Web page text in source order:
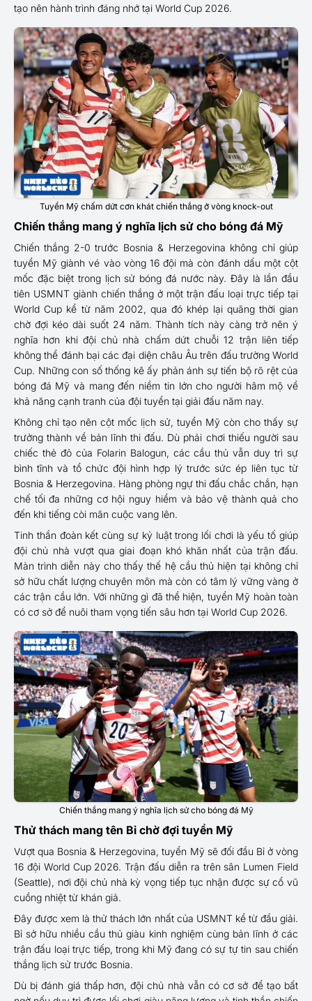
tạo nên hành trình đáng nhớ tại World Cup 2026.
Tuyển Mỹ chấm dứt cơn khát chiến thắng ở vòng knock-out
Chiến thắng mang ý nghĩa lịch sử cho bóng đá Mỹ
Chiến thắng 2-0 trước Bosnia & Herzegovina không chỉ giúp
tuyển Mỹ giành vé vào vòng 16 đội mà còn đánh dấu một cột
mốc đặc biệt trong lịch sử bóng đá nước này. Đây là lần đầu
tiên USMNT giành chiến thắng ở một trận đấu loại trực tiếp tại
World Cup kể từ năm 2002, qua đó khép lại quãng thời gian
chờ đợi kéo dài suốt 24 năm. Thành tích này càng trở nên ý
nghĩa hơn khi đội chủ nhà chấm dứt chuỗi 12 trận liên tiếp
không thể đánh bại các đại diện châu Âu trên đấu trường World
Cup. Những con số thống kê ấy phản ánh sự tiến bộ rõ rệt của
bóng đá Mỹ và mang đến niềm tin lớn cho người hâm mộ về
khả năng cạnh tranh của đội tuyển tại giải đấu năm nay.
Không chỉ tạo nên cột mốc lịch sử, tuyển Mỹ còn cho thấy sự
trưởng thành về bản lĩnh thi đấu. Dù phải chơi thiếu người sau
chiếc thẻ đỏ của Folarin Balogun, các cầu thủ vẫn duy trì sự
bình tĩnh và tổ chức đội hình hợp lý trước sức ép liên tục từ
Bosnia & Herzegovina. Hàng phòng ngự thi đấu chắc chắn, hạn
chế tối đa những cơ hội nguy hiểm và bảo vệ thành quả cho
đến khi tiếng còi mãn cuộc vang lên.
Tinh thần đoàn kết cùng sự kỷ luật trong lối chơi là yếu tố giúp
đội chủ nhà vượt qua giai đoạn khó khăn nhất của trận đấu.
Màn trình diễn này cho thấy thế hệ cầu thủ hiện tại không chỉ
sở hữu chất lượng chuyên môn mà còn có tâm lý vững vàng ở
các trận cầu lớn. Với những gì đã thể hiện, tuyển Mỹ hoàn toàn
có cơ sở để nuôi tham vọng tiến sâu hơn tại World Cup 2026.
Chiến thắng mang ý nghĩa lịch sử cho bóng đá Mỹ
Thử thách mang tên Bỉ chờ đợi tuyển Mỹ
Vượt qua Bosnia & Herzegovina, tuyển Mỹ sẽ đối đầu Bỉ ở vòng
16 đội World Cup 2026. Trận đấu diễn ra trên sân Lumen Field
(Seattle), nơi đội chủ nhà kỳ vọng tiếp tục nhận được sự cổ vũ
cuồng nhiệt từ khán giả.
Đây được xem là thử thách lớn nhất của USMNT kể từ đầu giải.
Bỉ sở hữu nhiều cầu thủ giàu kinh nghiệm cùng bản lĩnh ở các
trận đấu loại trực tiếp, trong khi Mỹ đang có sự tự tin sau chiến
thắng lịch sử trước Bosnia.
Dù bị đánh giá thấp hơn, đội chủ nhà vẫn có cơ sở để tạo bất